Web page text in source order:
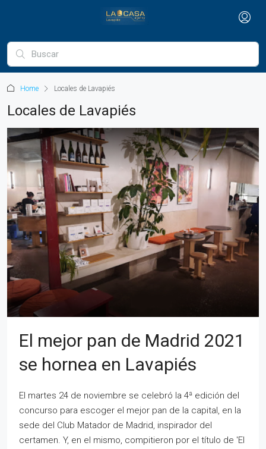
Home Locales de Lavapiés
Locales de Lavapiés
El mejor pan de Madrid 2021
se hornea en Lavapiés
El martes 24 de noviembre se celebró la 4ª edición del
concurso para escoger el mejor pan de la capital, en la
sede del Club Matador de Madrid, inspirador del
certamen. Y, en el mismo, compitieron por el título de 'El